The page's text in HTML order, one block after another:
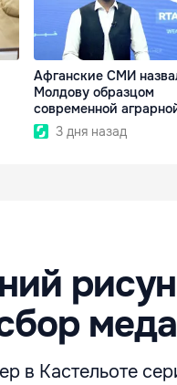
Афганские СМИ
Молдову образцом
современной
3 дня назад
меда
в Кастельоте